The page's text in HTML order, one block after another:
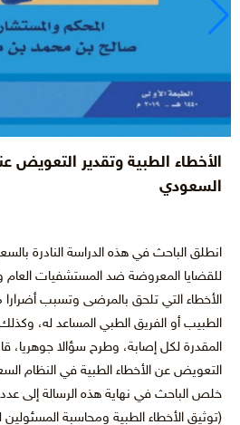
الأخطاء الطبية وتقدير التعويض
السعودي
انطلق الباحث في هذه الدراسة النادرة
للقضايا المعروضة ضد المستشفيات
الأخطاء التي تلحق بالمرضى وتسبب
الطبيب أو الفريق الطبي المساعد له،
المقدرة لكل إصابة، وطرح سؤالا جوهريا،
التعويض عن الأخطاء الطبية في النظام
خلص الباحث في نهاية هذه الرسالة إلى
(توثيق الأخطاء الطبية ومحاسبة